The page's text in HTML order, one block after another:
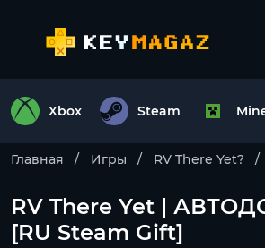
Xbox Steam
Главная Игры RV There Yet?
RV There Yet |
[RU Steam Gift]